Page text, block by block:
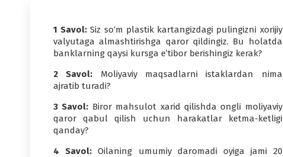
1 Savol: Siz so‘m plastik kartangizdagi pulingizni xorijiy
valyutaga almashtirishga qaror qildingiz. Bu holatda
banklarning qaysi kursga e’tibor berishingiz kerak?
2 Savol: Moliyaviy maqsadlarni istaklardan nima
ajratib turadi?
3 Savol: Biror mahsulot xarid qilishda ongli moliyaviy
qaror qabul qilish uchun harakatlar ketma-ketligi
qanday?
4 Savol:Oilaning umumiy daromadi oyiga jami 20